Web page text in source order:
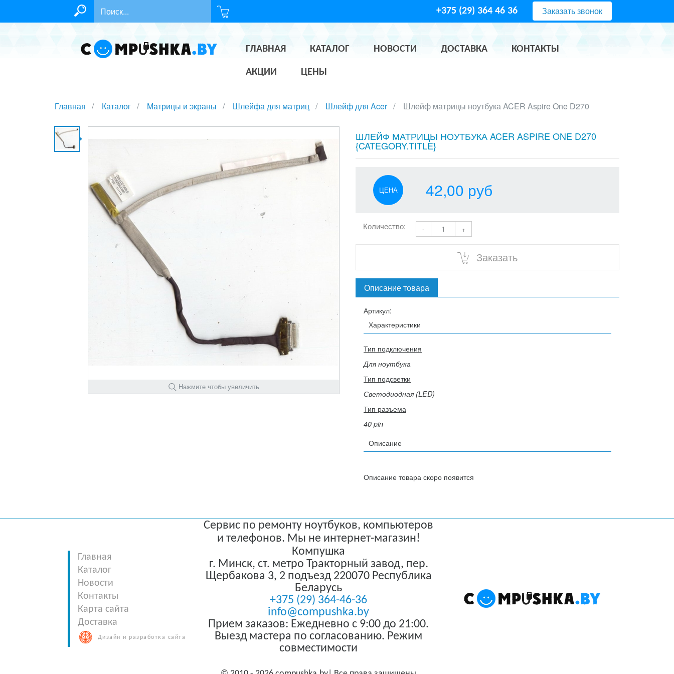
+375 (29) 364 46 36 Заказать звонок
ГЛАВНАЯ КАТАЛОГ НОВОСТИ ДОСТАВКА КОНТАКТЫ
АКЦИИ ЦЕНЫ
Главная Каталог Матрицы и экраны Шлейфа для матриц Шлейф для Acer Шлейф матрицы ноутбука ACER Aspire One D270
Нажмите чтобы увеличить
ШЛЕЙФ МАТРИЦЫ НОУТБУКА ACER ASPIRE ONE D270
{CATEGORY.TITLE}
ЦЕНА 42,00 руб
Количество: - +
Заказать
Описание товара
Артикул:
Характеристики
Тип подключения
Для ноутбука
Тип подсветки
Светодиодная (LED)
Тип разъема
40 pin
Описание
Главная
Каталог
Новости
Контакты
Карта сайта
Доставка
Дизайн и разработка сайта
Сервис по ремонту ноутбуков, компьютеров
и телефонов. Мы не интернет-магазин!
Компушка
г. Минск, ст. метро Тракторный завод, пер.
Щербакова 3, 2 подъезд 220070 Республика
Беларусь
+375 (29) 364-46-36
info@compushka.by
Прием заказов: Ежедневно с 9:00 до 21:00.
Выезд мастера по согласованию. Режим
совместимости